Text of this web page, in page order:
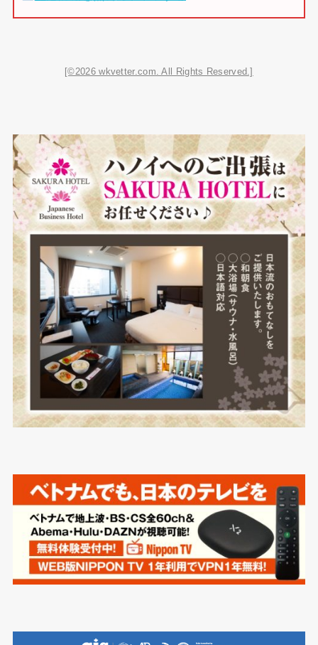
[©2026 wkvetter.com. All Rights Reserved.]